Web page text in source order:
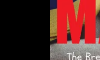
I rzeczywiście, po roku